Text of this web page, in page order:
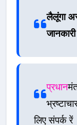
लैलूंगा
प्रधान
लिए संपर्क रें